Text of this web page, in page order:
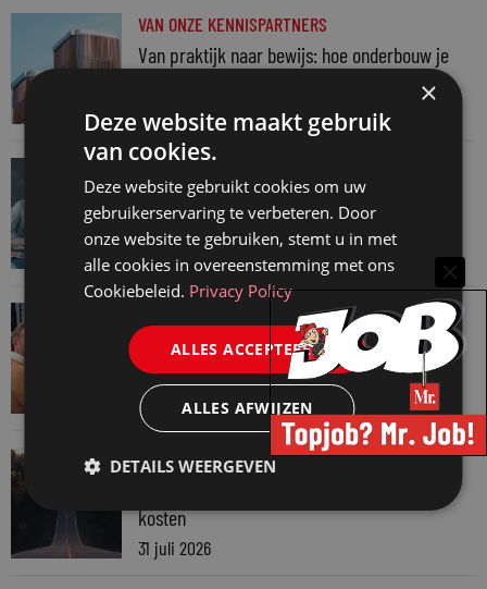
VAN ONZE KENNISPARTNERS
Van praktijk naar bewijs: hoe onderbouw je
7 augustus 2026
Werkdruk zegt meer dan urennormen
7 augustus 2026
VAN ONZE KENNISPARTNERS
Martin Woodward: waarom geen enkel
advocatenkantoor hetzelfde kan blijven
4 augustus 2026
VAN ONZE KENNISPARTNERS
kosten
31 juli 2026
×
Deze website maakt gebruik
van cookies.
Deze website gebruikt cookies om uw
gebruikerservaring te verbeteren. Door
onze website te gebruiken, stemt u in met
alle cookies in overeenstemming met ons
Cookiebeleid. Privacy Policy
ALLES ACCEPTEREN
ALLES AFWIJZEN
DETAILS WEERGEVEN